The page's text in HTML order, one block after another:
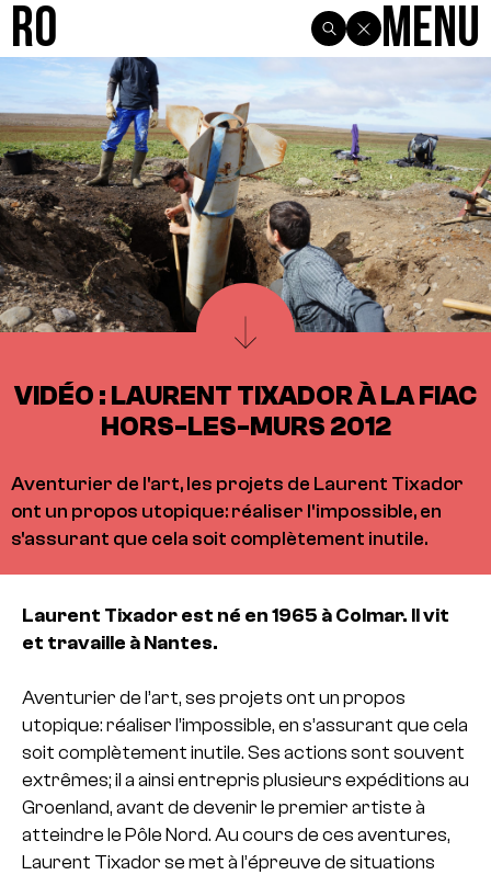
R0 Menu
VIDÉO : LAURENT TIXADOR À LA FIAC
HORS-LES-MURS 2012
Aventurier de l'art, les projets de Laurent Tixador
ont un propos utopique: réaliser l'impossible, en
s'assurant que cela soit complètement inutile.
Laurent Tixador est né en 1965 à Colmar. Il vit
et travaille à Nantes.
Aventurier de l’art, ses projets ont un propos
utopique: réaliser l’impossible, en s’assurant que cela
soit complètement inutile. Ses actions sont souvent
extrêmes; il a ainsi entrepris plusieurs expéditions au
Groenland, avant de devenir le premier artiste à
atteindre le Pôle Nord. Au cours de ces aventures,
Laurent Tixador se met à l’épreuve de situations